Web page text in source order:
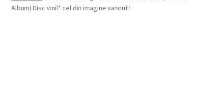
Contact
Album) Disc vinil* cel din imagine vandut !